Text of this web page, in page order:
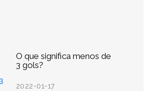
O que significa menos de
3 gols?
2022-01-17